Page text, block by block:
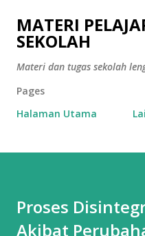
Langsung
MATERI
SEKOLAH
Materi dan tugas sekolah
Pages
Halaman Utama
Proses
Akibat